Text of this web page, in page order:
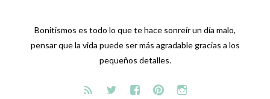
Bonitismos es todo lo que te hace sonreír un día malo,
pensar que la vida puede ser más agradable gracias a los
pequeños detalles.